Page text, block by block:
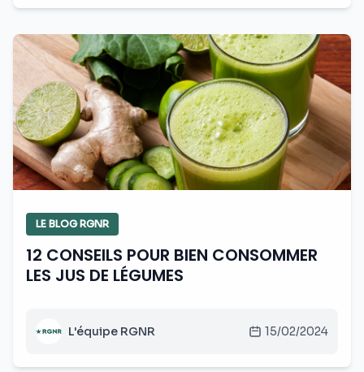
LE BLOG RGNR
12 CONSEILS POUR BIEN CONSOMMER
LES JUS DE LÉGUMES
L'équipe RGNR 15/02/2024